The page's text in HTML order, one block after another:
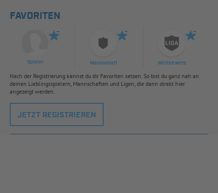
FAVORITEN
Spieler Mannschaft Wettbewerb
Nach der Registrierung kannst du dir Favoriten setzen. So bist du ganz nah an
deinen Lieblingsspielern, Mannschaften und Ligen, die dann direkt hier
angezeigt werden.
JETZT REGISTRIEREN